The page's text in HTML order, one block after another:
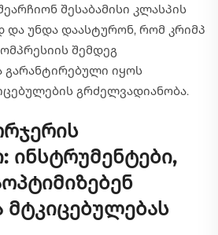
შესაბამისი კლასპის
და უნდა დაასტურონ, რომ კრიმპ
შემდეგ
გარანტირებული იყოს
გრძელვადიანობა.
ინსტრუმენტები,
მტკიცებულებას